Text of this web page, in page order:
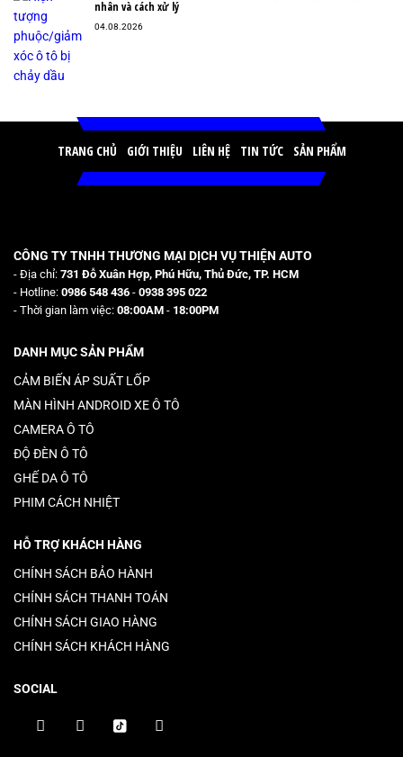
nhân và cách xử lý
04.08.2026
TRANG CHỦ GIỚI THIỆU LIÊN HỆ TIN TỨC SẢN PHẨM
CÔNG TY TNHH THƯƠNG MẠI DỊCH VỤ THIỆN AUTO
- Địa chỉ: 731 Đỗ Xuân Hợp, Phú Hữu, Thủ Đức, TP. HCM
- Hotline: 0986 548 436 - 0938 395 022
- Thời gian làm việc: 08:00AM - 18:00PM
DANH MỤC SẢN PHẨM
CẢM BIẾN ÁP SUẤT LỐP
MÀN HÌNH ANDROID XE Ô TÔ
CAMERA Ô TÔ
ĐỘ ĐÈN Ô TÔ
GHẾ DA Ô TÔ
PHIM CÁCH NHIỆT
HỖ TRỢ KHÁCH HÀNG
CHÍNH SÁCH BẢO HÀNH
CHÍNH SÁCH THANH TOÁN
CHÍNH SÁCH GIAO HÀNG
CHÍNH SÁCH KHÁCH HÀNG
SOCIAL